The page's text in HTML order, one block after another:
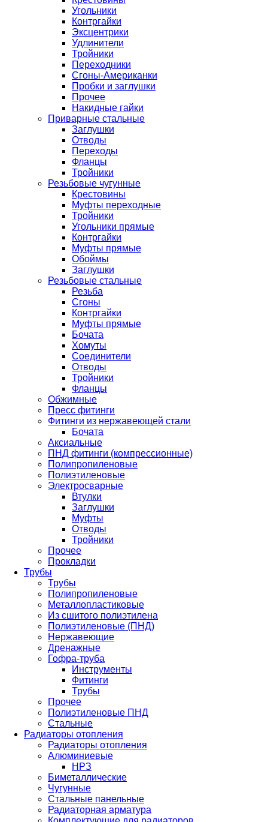
Угольники
Контргайки
Эксцентрики
Удлинители
Тройники
Переходники
Сгоны-Американки
Пробки и заглушки
Прочее
Накидные гайки
Приварные стальные
Заглушки
Отводы
Переходы
Фланцы
Тройники
Резьбовые чугунные
Крестовины
Муфты переходные
Тройники
Угольники прямые
Контргайки
Муфты прямые
Обоймы
Заглушки
Резьбовые стальные
Резьба
Сгоны
Контргайки
Муфты прямые
Бочата
Хомуты
Соединители
Отводы
Тройники
Фланцы
Обжимные
Пресс фитинги
Фитинги из нержавеющей стали
Бочата
Аксиальные
ПНД фитинги (компрессионные)
Полипропиленовые
Полиэтиленовые
Электросварные
Втулки
Заглушки
Муфты
Отводы
Тройники
Прочее
Прокладки
Трубы
Трубы
Полипропиленовые
Металлопластиковые
Из сшитого полиэтилена
Полиэтиленовые (ПНД)
Нержавеющие
Дренажные
Гофра-труба
Инструменты
Фитинги
Трубы
Прочее
Полиэтиленовые ПНД
Стальные
Радиаторы отопления
Радиаторы отопления
Алюминиевые
НРЗ
Биметаллические
Чугунные
Стальные панельные
Радиаторная арматура